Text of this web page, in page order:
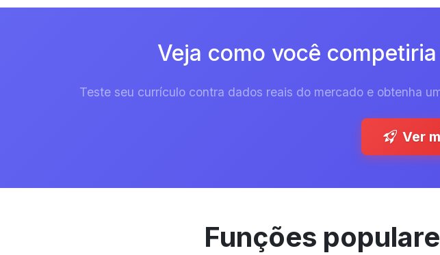
Veja como você
Teste seu currículo contra dados reais do mercado e obtenha
Ver
Funções